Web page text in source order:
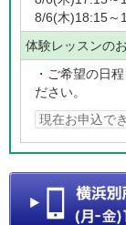
8/6(木)18:15～
体験レッスンの
・ご希望の日
ださい。